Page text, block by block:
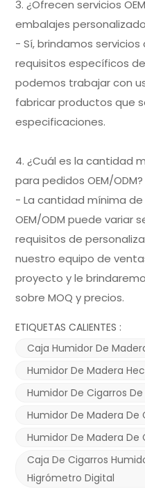
3. ¿Ofrecen servicios
embalajes
- Sí, brindamos servicios
requisitos específicos
podemos trabajar con
fabricar productos que
especificaciones.
4. ¿Cuál es la cantidad
para pedidos OEM/ODM?
- La cantidad mínima
OEM/ODM puede variar
requisitos de
nuestro equipo de
proyecto y le
sobre MOQ y precios.
ETIQUETAS CALIENTES :
Caja Humidor De
Humidor De Madera
Humidor De Cigarros
Humidor De Madera De
Humidor De Madera De
Caja De Cigarros
Higrómetro Digital